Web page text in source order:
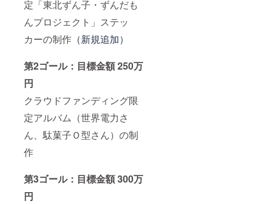
定「東北ずん子・ずんだも
んプロジェクト」ステッ
カーの制作 （新規追加）
第2ゴール：目標金額 250万
円
クラウドファンディング限
定アルバム（世界電力さ
ん、駄菓子Ｏ型さん）の制
作
第3ゴール：目標金額 300万
円